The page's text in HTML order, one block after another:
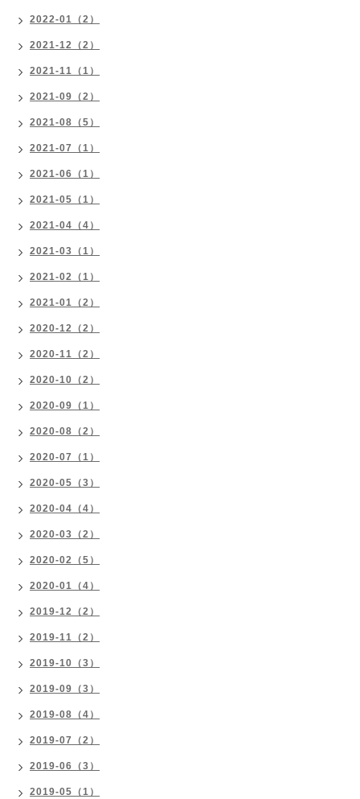
2022-01（2）
2021-12（2）
2021-11（1）
2021-09（2）
2021-08（5）
2021-07（1）
2021-06（1）
2021-05（1）
2021-04（4）
2021-03（1）
2021-02（1）
2021-01（2）
2020-12（2）
2020-11（2）
2020-10（2）
2020-09（1）
2020-08（2）
2020-07（1）
2020-05（3）
2020-04（4）
2020-03（2）
2020-02（5）
2020-01（4）
2019-12（2）
2019-11（2）
2019-10（3）
2019-09（3）
2019-08（4）
2019-07（2）
2019-06（3）
2019-05（1）